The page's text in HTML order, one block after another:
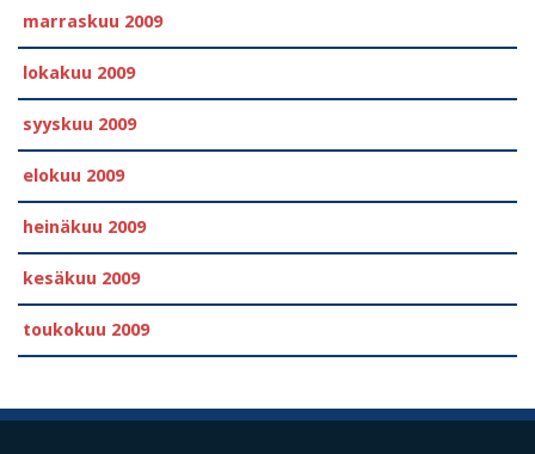
marraskuu 2009
lokakuu 2009
syyskuu 2009
elokuu 2009
heinäkuu 2009
kesäkuu 2009
toukokuu 2009